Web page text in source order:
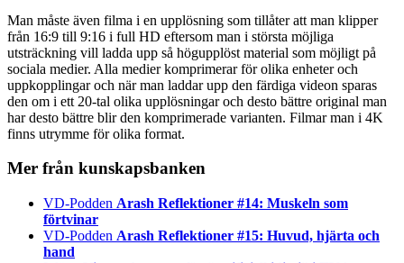
Man måste även filma i en upplösning som tillåter att man klipper
från 16:9 till 9:16 i full HD eftersom man i största möjliga
utsträckning vill ladda upp så högupplöst material som möjligt på
sociala medier. Alla medier komprimerar för olika enheter och
uppkopplingar och när man laddar upp den färdiga videon sparas
den om i ett 20-tal olika upplösningar och desto bättre original man
har desto bättre blir den komprimerade varianten. Filmar man i 4K
finns utrymme för olika format.
Mer från kunskapsbanken
VD-Podden Arash Reflektioner #14: Muskeln som
förtvinar
VD-Podden Arash Reflektioner #15: Huvud, hjärta och
hand